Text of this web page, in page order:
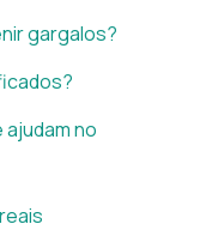
gargalos?
no